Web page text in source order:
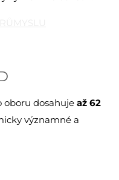
oboru dosahuje až 62
významné a